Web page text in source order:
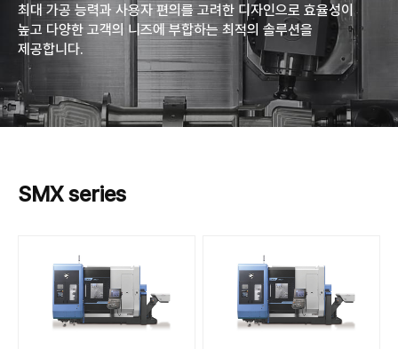
최대 가공 능력과 사용자 편의를 고려한 디자인으로 효율성이
높고 다양한 고객의 니즈에 부합하는 최적의 솔루션을
제공합니다.
SMX series